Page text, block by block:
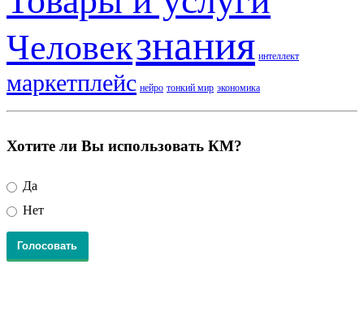
Человекзнания интеллект
маркетплейс нейро тонкий мир экономика
Хотите ли Вы использовать КМ?
Да
Нет